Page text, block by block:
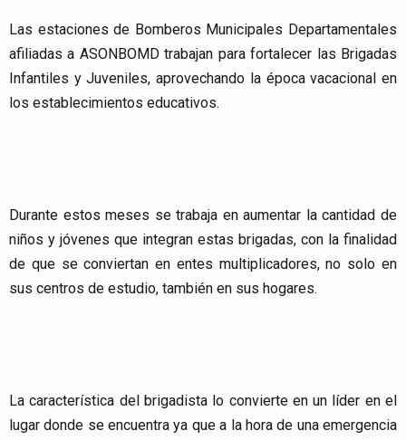
Las estaciones de Bomberos Municipales Departamentales
afiliadas a ASONBOMD trabajan para fortalecer las Brigadas
Infantiles y Juveniles, aprovechando la época vacacional en
los establecimientos educativos.
Durante estos meses se trabaja en aumentar la cantidad de
niños y jóvenes que integran estas brigadas, con la finalidad
de que se conviertan en entes multiplicadores, no solo en
sus centros de estudio, también en sus hogares.
La característica del brigadista lo convierte en un líder en el
lugar donde se encuentra ya que a la hora de una emergencia